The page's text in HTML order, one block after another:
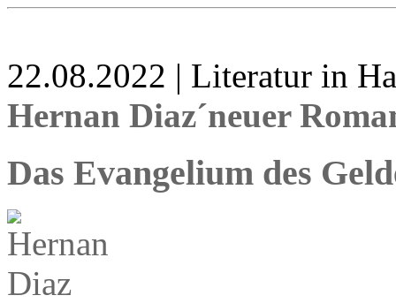
22.08.2022 | Literatur in
Hernan Diaz´neuer
Das Evangelium des